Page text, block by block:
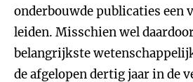
onderbouwde publicaties een
leiden. Misschien wel
belangrijkste
de afgelopen dertig jaar in de